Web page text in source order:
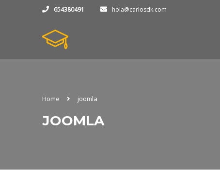
654380491 hola@carlosdk.com
Home joomla
JOOMLA